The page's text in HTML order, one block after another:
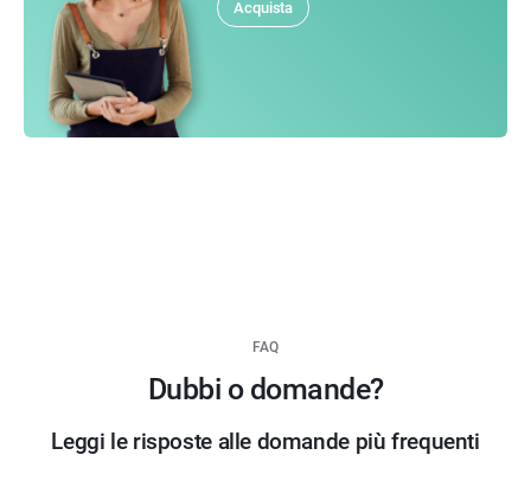
Acquista
FAQ
Dubbi o domande?
Leggi le risposte alle domande più frequenti